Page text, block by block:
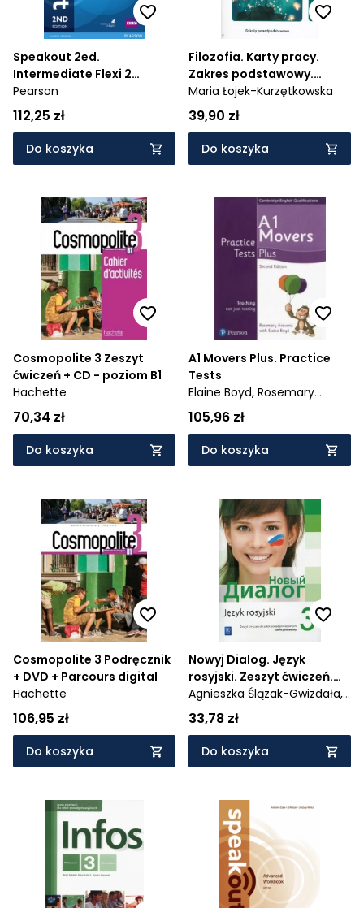
Speakout 2ed.
Intermediate Flexi 2
Coursebook
Pearson
112,25 zł
Do koszyka
Filozofia. Karty pracy.
Zakres podstawowy.
Szkoła ponadpodstawowa
Maria Łojek-Kurzętkowska
39,90 zł
Do koszyka
Cosmopolite 3 Zeszyt
ćwiczeń + CD - poziom B1
Hachette
70,34 zł
Do koszyka
A1 Movers Plus. Practice
Tests
Elaine Boyd, Rosemary
Aravanis
105,96 zł
Do koszyka
Cosmopolite 3 Podręcznik
+ DVD + Parcours digital
Hachette
106,95 zł
Do koszyka
Nowyj Dialog. Język
rosyjski. Zeszyt ćwiczeń.
Część 3. Szkoły
ponadgimnazjalne
Agnieszka Ślązak-Gwizdała,
Olga Tatarchyk
33,78 zł
Do koszyka